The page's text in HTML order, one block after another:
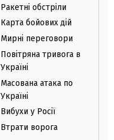
Ракетні обстріли
Карта бойових дій
Мирні переговори
Повітряна тривога в
Україні
Масована атака по
Україні
Вибухи у Росії
Втрати ворога